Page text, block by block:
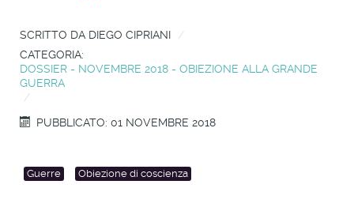
SCRITTO DA DIEGO CIPRIANI
CATEGORIA:
DOSSIER - NOVEMBRE 2018 - OBIEZIONE ALLA GRANDE
GUERRA
PUBBLICATO: 01 NOVEMBRE 2018
Guerre Obiezione di coscienza